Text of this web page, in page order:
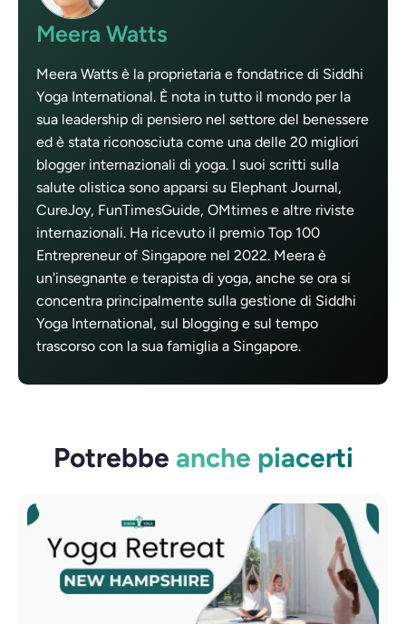
Meera Watts
Meera Watts è la proprietaria e fondatrice di Siddhi
Yoga International. È nota in tutto il mondo per la
sua leadership di pensiero nel settore del benessere
ed è stata riconosciuta come una delle 20 migliori
blogger internazionali di yoga. I suoi scritti sulla
salute olistica sono apparsi su Elephant Journal,
CureJoy, FunTimesGuide, OMtimes e altre riviste
internazionali. Ha ricevuto il premio Top 100
Entrepreneur of Singapore nel 2022. Meera è
un'insegnante e terapista di yoga, anche se ora si
concentra principalmente sulla gestione di Siddhi
Yoga International, sul blogging e sul tempo
trascorso con la sua famiglia a Singapore.
Potrebbe anche piacerti